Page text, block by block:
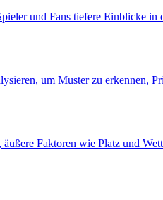
und Fans tiefere Einblicke in
um Muster zu erkennen,
Faktoren wie Platz und